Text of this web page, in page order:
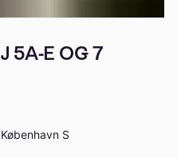
5A-E OG 7
S